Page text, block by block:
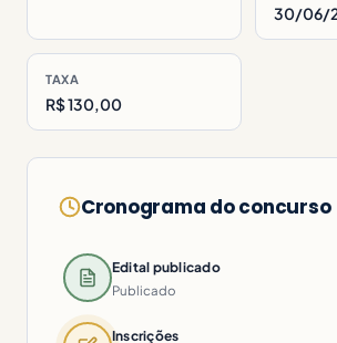
30/06/
TAXA
R$ 130,00
Cronograma do concurso
Edital publicado
Publicado
Inscrições